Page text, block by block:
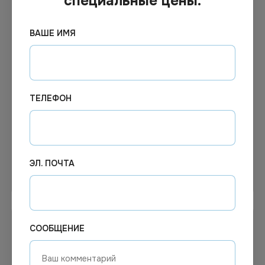
Цена по запросу
мл прозрачная, купольная,
диаметр 150 мм, ПЭТ
Узнать цену
Цена по запросу
300шт/кор
Узнать цену
ВАШЕ ИМЯ
ТЕЛЕФОН
ЭЛ. ПОЧТА
СООБЩЕНИЕ